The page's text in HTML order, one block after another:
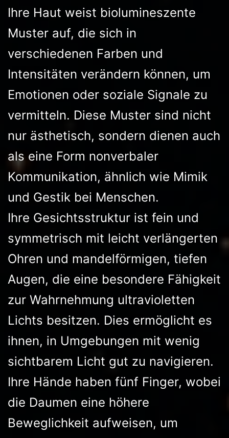
Ihre Haut weist biolumineszente
Muster auf, die sich in
verschiedenen Farben und
Intensitäten verändern können, um
Emotionen oder soziale Signale zu
vermitteln. Diese Muster sind nicht
nur ästhetisch, sondern dienen auch
als eine Form nonverbaler
Kommunikation, ähnlich wie Mimik
und Gestik bei Menschen.
Ihre Gesichtsstruktur ist fein und
symmetrisch mit leicht verlängerten
Ohren und mandelförmigen, tiefen
Augen, die eine besondere Fähigkeit
zur Wahrnehmung ultravioletten
Lichts besitzen. Dies ermöglicht es
ihnen, in Umgebungen mit wenig
sichtbarem Licht gut zu navigieren.
Ihre Hände haben fünf Finger, wobei
die Daumen eine höhere
Beweglichkeit aufweisen, um